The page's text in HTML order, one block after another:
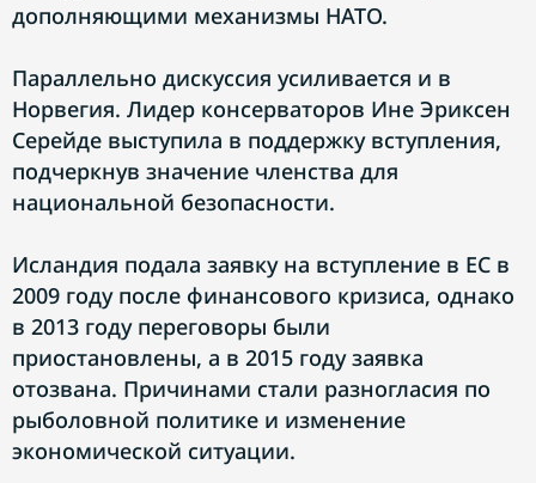
дополняющими механизмы НАТО.
Параллельно дискуссия усиливается и в
Норвегия. Лидер консерваторов Ине Эриксен
Серейде выступила в поддержку вступления,
подчеркнув значение членства для
национальной безопасности.
Исландия подала заявку на вступление в ЕС в
2009 году после финансового кризиса, однако
в 2013 году переговоры были
приостановлены, а в 2015 году заявка
отозвана. Причинами стали разногласия по
рыболовной политике и изменение
экономической ситуации.